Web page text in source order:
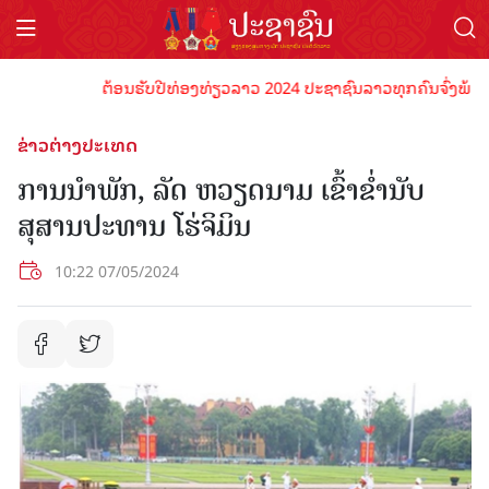
ຕ້ອນຮັບປີທ່ອງທ່ຽວລາວ 2024 ປະຊາຊົນລາວທຸກຄົນຈົ່ງພ້ອ
ຂ່າວຕ່າງປະເທດ
ການນຳພັກ, ລັດ ຫວຽດນາມ ເຂົ້າຂໍ່ານັບ
ສຸສານປະທານ ໂຮ່ຈິມິນ
10:22 07/05/2024